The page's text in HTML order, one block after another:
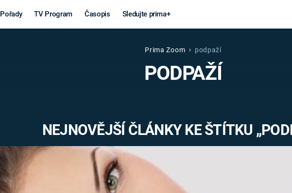
Pořady TV Program Časopis Sledujte prima+
STAROVĚKÝ EGYPT
Věda a
technika
MARS
VÁLEČNÉ
Prima Zoom podpaží
PODPAŽÍ
NEJNOVĚJŠÍ ČLÁNKY KE ŠTÍTKU